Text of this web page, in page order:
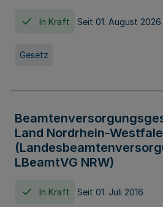
In Kraft Seit 01. August 2026
Gesetz
Land Nordrhein-
LBeamtVG NRW)
In Kraft Seit 01. Juli 2016